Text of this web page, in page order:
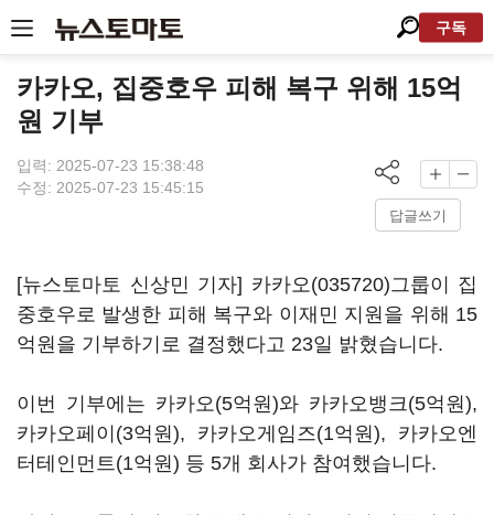
구독
카카오, 집중호우 피해 복구 위해 15억
원 기부
입력: 2025-07-23 15:38:48
수정: 2025-07-23 15:45:15
답글쓰기
[뉴스토마토 신상민 기자] 카카오(035720)그룹이 집
중호우로 발생한 피해 복구와 이재민 지원을 위해 15
억원을 기부하기로 결정했다고 23일 밝혔습니다.
이번 기부에는 카카오(5억원)와 카카오뱅크(5억원),
카카오페이(3억원), 카카오게임즈(1억원), 카카오엔
터테인먼트(1억원) 등 5개 회사가 참여했습니다.